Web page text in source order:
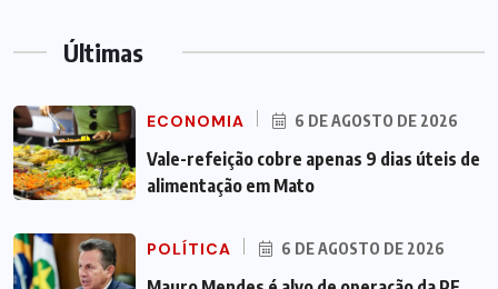
Últimas
ECONOMIA 6 DE AGOSTO DE 2026
Vale-refeição cobre apenas 9 dias úteis de
alimentação em Mato
POLÍTICA 6 DE AGOSTO DE 2026